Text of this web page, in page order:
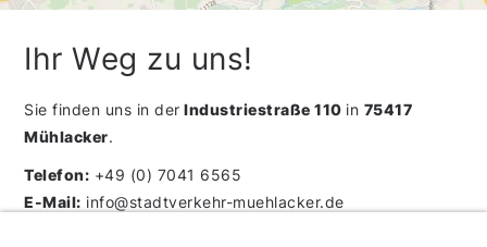
Ihr Weg zu uns!
Sie finden uns in der Industriestraße 110 in 75417
Mühlacker.
Telefon: +49 (0) 7041 6565
E-Mail: info@stadtverkehr-muehlacker.de